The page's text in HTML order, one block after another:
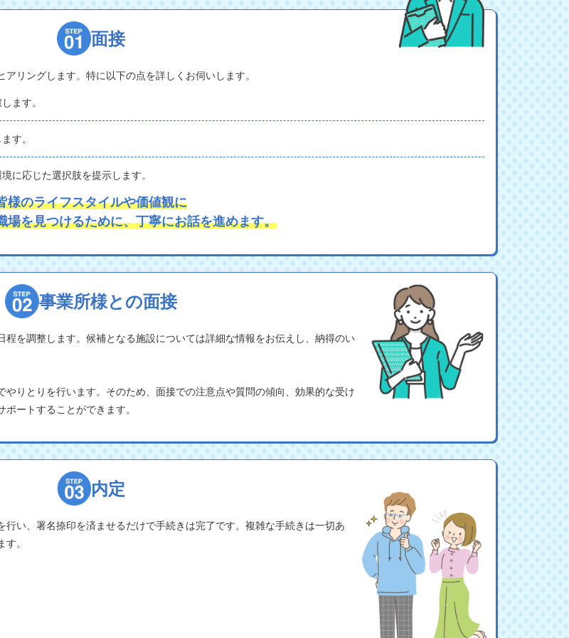
面接
リングします。特に以下の点を詳しくお伺いします。
ます。
す。
に応じた選択肢を提示します。
様のライフスタイルや価値観に
場を見つけるために、丁寧にお話を進めます。
事業所様との面接
を調整します。候補となる施設については詳細な情報をお伝えし、納得のい
りとりを行います。そのため、面接での注意点や質問の傾向、効果的な受け
ートすることができます。
内定
い、署名捺印を済ませるだけで手続きは完了です。複雑な手続きは一切あ
。